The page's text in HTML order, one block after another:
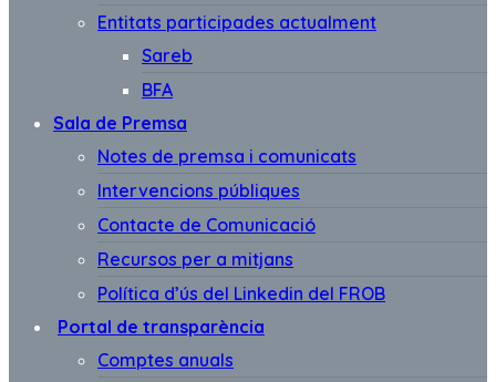
Entitats participades actualment
Sareb
BFA
Sala de Premsa
Notes de premsa i comunicats
Intervencions públiques
Contacte de Comunicació
Recursos per a mitjans
Política d’ús del Linkedin del FROB
Portal de transparència
Comptes anuals